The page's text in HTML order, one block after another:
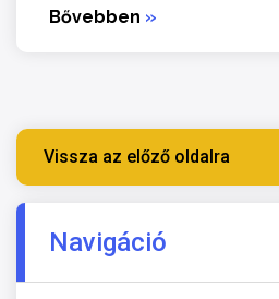
Bővebben »
Vissza az előző oldalra
Navigáció